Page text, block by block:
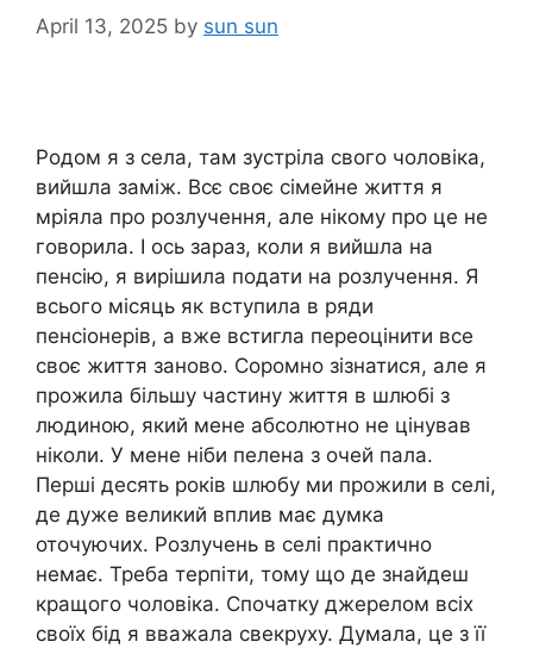
April 13, 2025 by sun sun
Родом я з села, там зустріла свого чоловіка,
вийшла заміж. Всє своє сімейне життя я
мріяла про розлучення, але нікому про це не
говорила. І ось зараз, коли я вийшла на
пенсію, я вирішила подати на розлучення. Я
всього місяць як вступила в ряди
пенсіонерів, а вже встигла переоцінити все
своє життя заново. Соромно зізнатися, але я
прожила більшу частину життя в шлюбі з
людиною, який мене абсолютно не цінував
ніколи. У мене ніби пелена з очей пала.
Перші десять років шлюбу ми прожили в селі,
де дуже великий вплив має думка
оточуючих. Розлучень в селі практично
немає. Треба терпіти, тому що де знайдеш
кращого чоловіка. Спочатку джерелом всіх
своїх бід я вважала свекруху. Думала, це з її